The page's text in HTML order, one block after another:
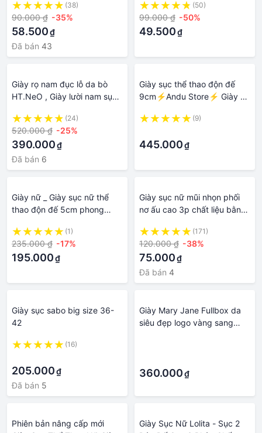
chống nước siêu bền Vuajay
V349
(38)
90.000 ₫ -35%
58.500₫
Đã bán 43
(50)
99.000 ₫ -50%
49.500₫
Giày rọ nam đục lỗ da bò
HT.NeO , Giày lười nam sục
thoáng mát , thoái mái
GRN02
(24)
520.000 ₫ -25%
390.000₫
Đã bán 6
Giày sục thể thao độn đế
9cm⚡️Andu Store⚡️ Giày đế
(9)
445.000₫
Giày nữ _ Giày sục nữ thể
thao độn đế 5cm phong
(1)
235.000 ₫ -17%
195.000₫
Giày sục nữ mũi nhọn phối
nơ ấu cao 3p chất liệu bằng
TA09
(171)
120.000 ₫ -38%
75.000₫
Đã bán 4
Giày sục sabo big size 36-
42
(16)
205.000₫
Đã bán 5
Giày Mary Jane Fullbox da
siêu đẹp logo vàng sang
360.000₫
Phiên bản nâng cấp mới
Giày Sục Nữ Lolita - Sục 2